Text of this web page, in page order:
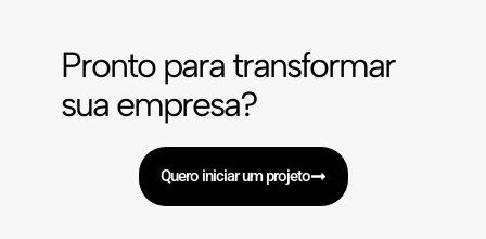
Pronto para transformar
sua empresa?
Quero iniciar um projeto